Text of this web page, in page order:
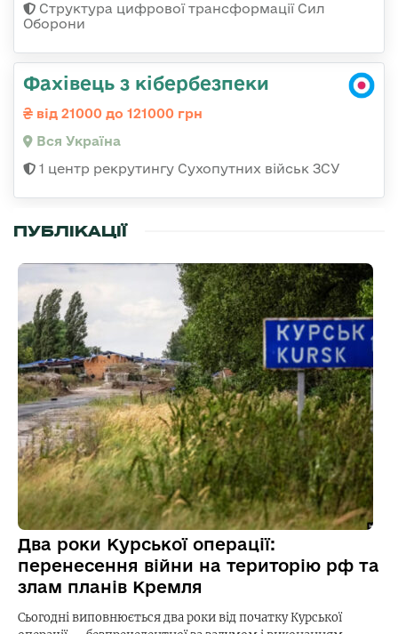
Структура цифрової трансформації Сил
Оборони
Фахівець з кібербезпеки
від 21000 до 121000 грн
Вся Україна
1 центр рекрутингу Сухопутних військ ЗСУ
ПУБЛІКАЦІЇ
Два роки Курської операції:
перенесення війни на територію рф та
злам планів Кремля
Сьогодні виповнюється два роки від початку Курської